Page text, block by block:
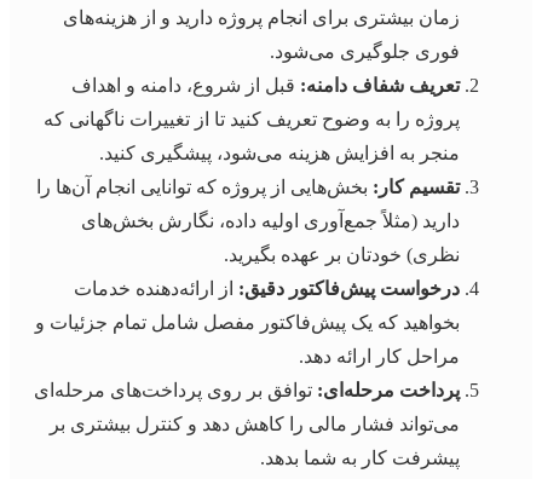
زمان بیشتری برای انجام پروژه دارید و از هزینه‌های
فوری جلوگیری می‌شود.
تعریف شفاف دامنه: قبل از شروع، دامنه و اهداف
پروژه را به وضوح تعریف کنید تا از تغییرات ناگهانی که
منجر به افزایش هزینه می‌شود، پیشگیری کنید.
تقسیم کار: بخش‌هایی از پروژه که توانایی انجام آن‌ها را
دارید (مثلاً جمع‌آوری اولیه داده، نگارش بخش‌های
نظری) خودتان بر عهده بگیرید.
درخواست پیش‌فاکتور دقیق: از ارائه‌دهنده خدمات
بخواهید که یک پیش‌فاکتور مفصل شامل تمام جزئیات و
مراحل کار ارائه دهد.
پرداخت مرحله‌ای: توافق بر روی پرداخت‌های مرحله‌ای
می‌تواند فشار مالی را کاهش دهد و کنترل بیشتری بر
پیشرفت کار به شما بدهد.